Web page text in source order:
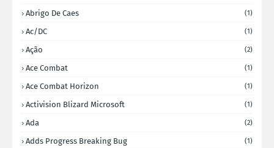
Abrigo De Caes (1)
Ac/DC (1)
Ação (2)
Ace Combat (1)
Ace Combat Horizon (1)
Activision Blizard Microsoft (1)
Ada (2)
Adds Progress Breaking Bug (1)